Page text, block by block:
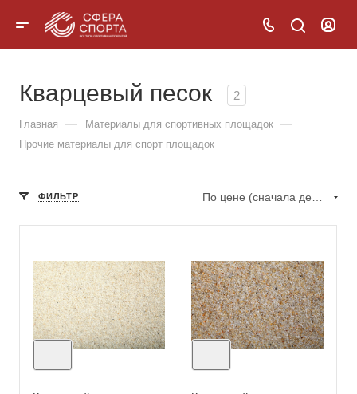
Кварцевый песок 2
Главная — Материалы для спортивных площадок —
Прочие материалы для спорт площадок
ФИЛЬТР